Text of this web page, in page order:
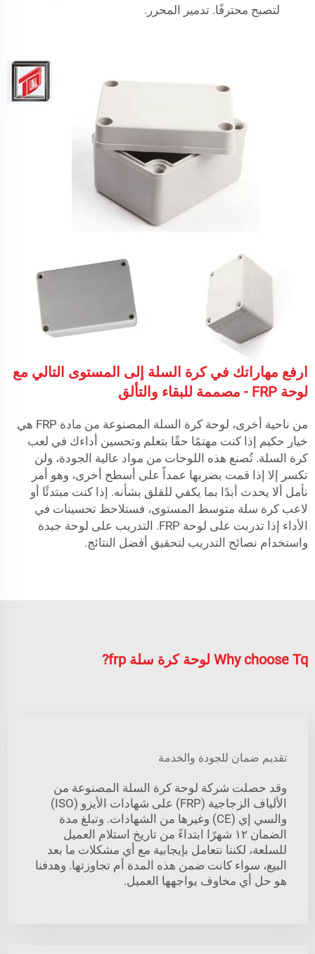
لتصبح محترفًا. تدمير المحرر.
ارفع مهاراتك في كرة السلة إلى المستوى التالي مع
لوحة FRP - مصممة للبقاء والتألق
من ناحية أخرى، لوحة كرة السلة المصنوعة من مادة FRP هي
خيار حكيم إذا كنت مهتمًا حقًا بتعلم وتحسين أداءك في لعب
كرة السلة. تُصنع هذه اللوحات من مواد عالية الجودة، ولن
تكسر إلا إذا قمت بضربها عمداً على أسطح أخرى، وهو أمر
نأمل ألا يحدث أبدًا بما يكفي للقلق بشأنه. إذا كنت مبتدئًا أو
لاعب كرة سلة متوسط المستوى، فستلاحظ تحسينات في
الأداء إذا تدربت على لوحة FRP. التدريب على لوحة جيدة
واستخدام نصائح التدريب لتحقيق أفضل النتائج.
Why choose Tq لوحة كرة سلة frp?
تقديم ضمان للجودة والخدمة
وقد حصلت شركة لوحة كرة السلة المصنوعة من
الألياف الزجاجية (FRP) على شهادات الأيزو (ISO)
والسي إي (CE) وغيرها من الشهادات. وتبلغ مدة
الضمان ١٢ شهرًا ابتداءً من تاريخ استلام العميل
للسلعة، لكننا نتعامل بإيجابية مع أي مشكلات ما بعد
البيع، سواء كانت ضمن هذه المدة أم تجاوزتها. وهدفنا
هو حل أي مخاوف يواجهها العميل.